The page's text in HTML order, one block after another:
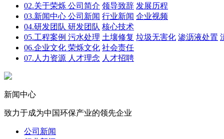
02.关于荣烁 公司简介 领导致辞 发展历程
03.新闻中心 公司新闻 行业新闻 企业视频
04.研发团队 研发团队 核心技术
05.工程案例 污水处理 土壤修复 垃圾无害化 渗沥液处置
06.企业文化 荣烁文化 社会责任
07. 人力资源 人才理念 人才招聘
新闻中心
致力于成为中国环保产业的领先企业
公司新闻